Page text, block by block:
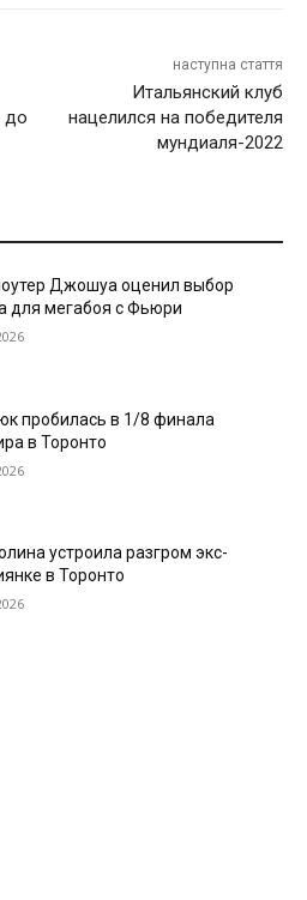
до
наступна стаття
Итальянский клуб
нацелился на победителя
мундиаля-2022
Джошуа оценил выбор
для мегабоя с Фьюри
пробилась в 1/8 финала
в Торонто
устроила разгром экс-
в Торонто